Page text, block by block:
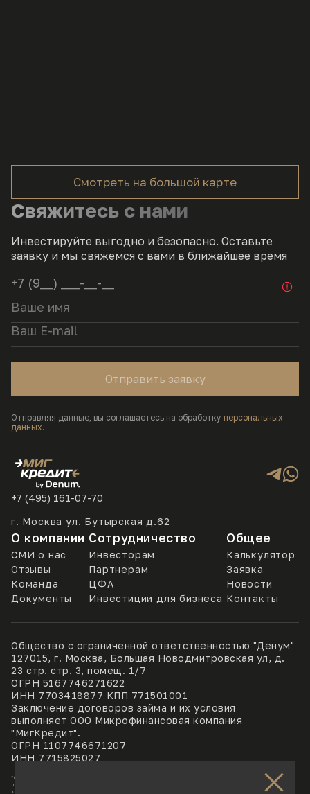
Cмотреть на большой карте
Свяжитесь с нами
Инвестируйте выгодно и безопасно. Оставьте
заявку и мы свяжемся с вами в ближайшее время
Отправить заявку
Отправляя данные, вы соглашаетесь на обработку персональных
данных.
О компании
СМИ о нас
Отзывы
Команда
Документы
Сотрудничество
Инвесторам
Партнерам
ЦФА
Инвестиции для бизнеса
Общее
Калькулятор
Заявка
Новости
Контакты
+7 (495) 161-07-70
г. Москва ул. Бутырская д.62
Общество с ограниченной ответственностью "Денум"
127015, г. Москва, Большая Новодмитровская ул, д.
23 стр. стр. 3, помещ. 1/7
ОГРН 5167746271622
ИНН 7703418877 КПП 771501001
Заключение договоров займа и их условия
выполняет ООО Микрофинансовая компания
"МигКредит".
ОГРН 1107746671207
ИНН 7715825027
*Обращаем ваше внимание, что данный Интернет-сайт, а также вся информация о
товарах и ценах, предоставленная на нём, носит исключительно информационный
характер и ни при каких условиях не является публичной офертой, определяемой